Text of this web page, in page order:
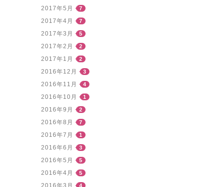
2017年5月 7
2017年4月 7
2017年3月 5
2017年2月 2
2017年1月 2
2016年12月 3
2016年11月 4
2016年10月 1
2016年9月 2
2016年8月 7
2016年7月 1
2016年6月 3
2016年5月 5
2016年4月 5
2016年3月 4